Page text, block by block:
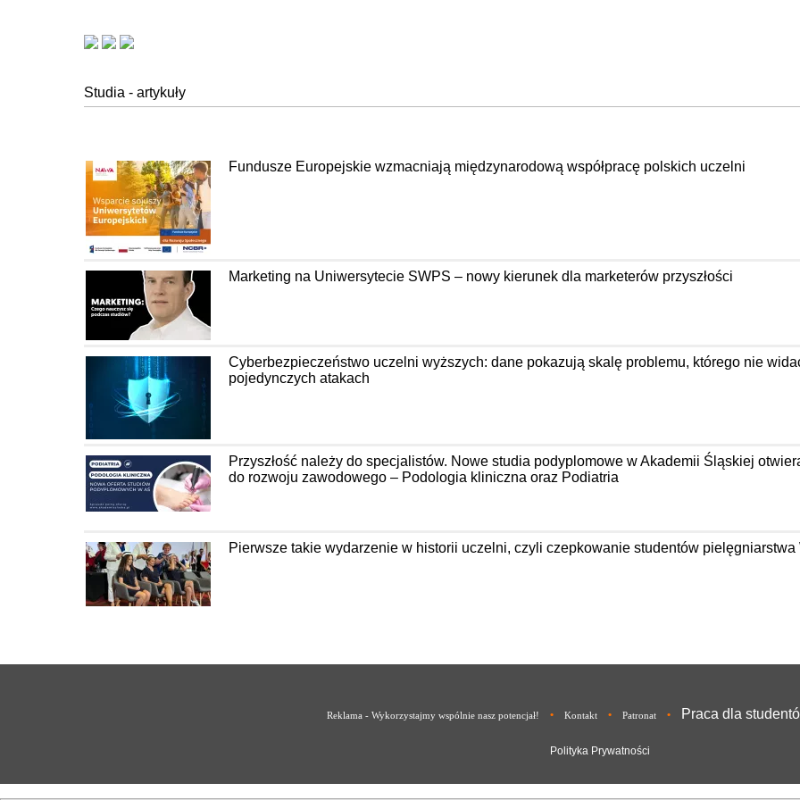
Studia - artykuły
Fundusze Europejskie wzmacniają międzynarodową współpracę polskich uczelni
Marketing na Uniwersytecie SWPS – nowy kierunek dla marketerów przyszłości
Cyberbezpieczeństwo uczelni wyższych: dane pokazują skalę problemu, którego nie
pojedynczych atakach
Przyszłość należy do specjalistów. Nowe studia podyplomowe w Akademii Śląskiej
do rozwoju zawodowego – Podologia kliniczna oraz Podiatria
Pierwsze takie wydarzenie w historii uczelni, czyli czepkowanie studentów pielęgniarstwa
Reklama - Wykorzystajmy wspólnie nasz potencjał! • Kontakt • Patronat • Praca dla
Polityka Prywatności